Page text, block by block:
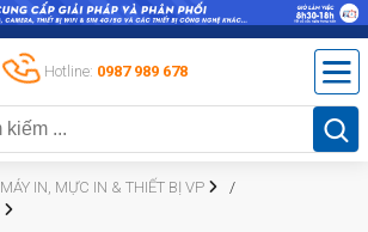
Hotline: 0987 989 678
MÁY IN, MỰC IN & THIẾT BỊ VP